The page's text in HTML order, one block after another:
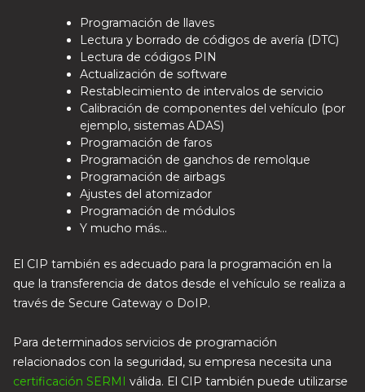
Programación de llaves
Lectura y borrado de códigos de avería (DTC)
Lectura de códigos PIN
Actualización de software
Restablecimiento de intervalos de servicio
Calibración de componentes del vehículo (por
ejemplo, sistemas ADAS)
Programación de faros
Programación de ganchos de remolque
Programación de airbags
Ajustes del atomizador
Programación de módulos
Y mucho más…
El CIP también es adecuado para la programación en la
que la transferencia de datos desde el vehículo se realiza a
través de Secure Gateway o DoIP.
Para determinados servicios de programación
relacionados con la seguridad, su empresa necesita una
certificación SERMI válida. El CIP también puede utilizarse